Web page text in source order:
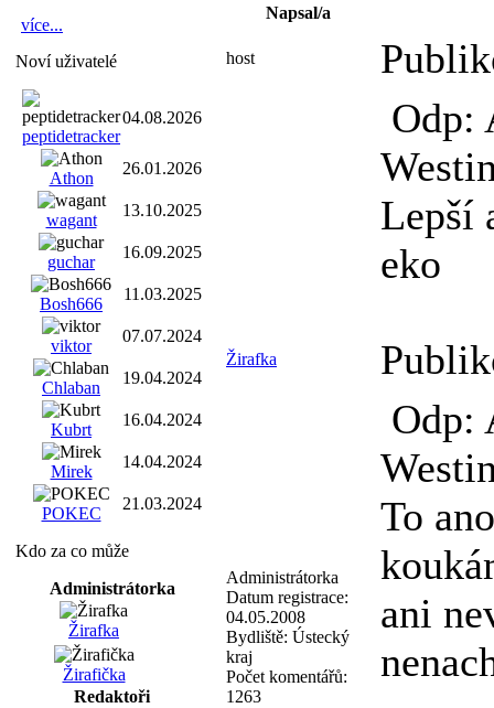
více...
Noví uživatelé
peptidetracker
04.08.2026
Athon
26.01.2026
wagant
13.10.2025
guchar
16.09.2025
Bosh666
11.03.2025
viktor
07.07.2024
Chlaban
19.04.2024
Kubrt
16.04.2024
Mirek
14.04.2024
POKEC
21.03.2024
Kdo za co může
Administrátorka
Žirafka
Žirafička
Redaktoři
Napsal/a
host
Odp:
Lepší
eko
Žirafka
Administrátorka
Datum registrace:
04.05.2008
Bydliště: Ústecký
kraj
Počet komentářů:
1263
Odp:
To
ani